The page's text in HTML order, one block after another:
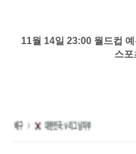
11월 14일 23:00 월드컵
스포